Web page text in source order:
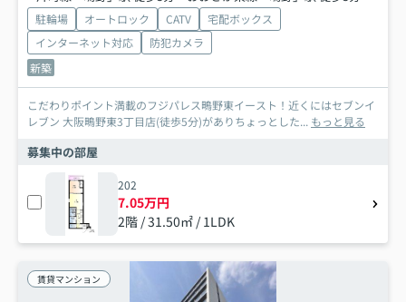
駐輪場 オートロック CATV
宅配ボックス
インターネット対応
防犯カメラ
新築
こだわりポイント満載のフジパレス鴫野東イースト！近くにはセブンイ
レブン 大阪鴫野東3丁目店(徒歩5分)がありちょっとした... もっと見る
募集中の部屋
202
7.05万円
2階 / 31.50㎡ / 1LDK
賃貸マンション